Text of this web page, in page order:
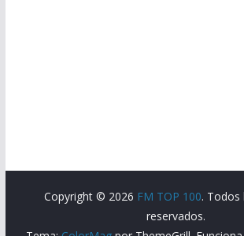
Copyright © 2026 FM TOP 100. Todos
reservados.